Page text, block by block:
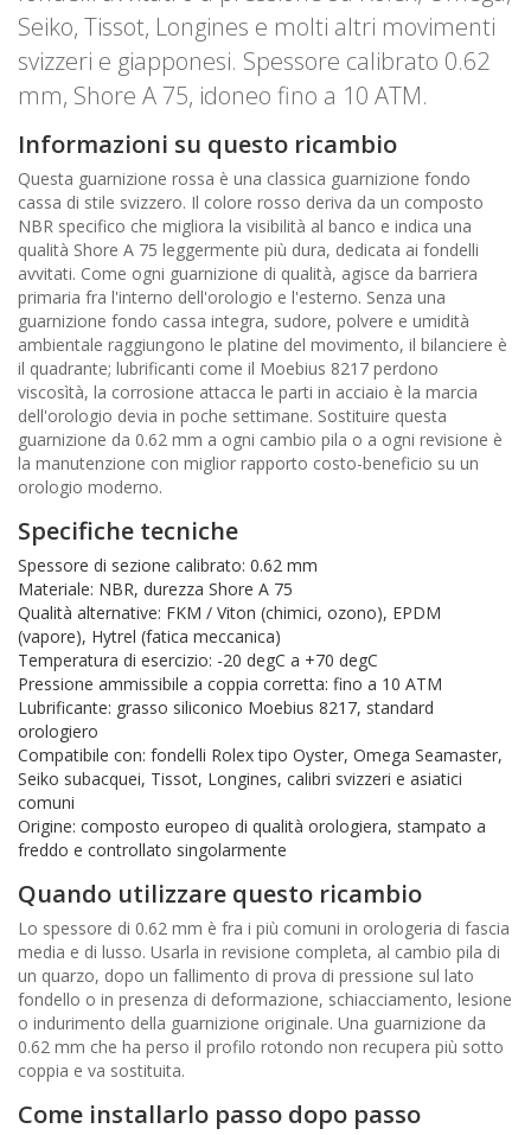
Seiko, Tissot, Longines e molti altri movimenti
svizzeri e giapponesi. Spessore calibrato 0.62
mm, Shore A 75, idoneo fino a 10 ATM.
Informazioni su questo ricambio
Questa guarnizione rossa è una classica guarnizione fondo
cassa di stile svizzero. Il colore rosso deriva da un composto
NBR specifico che migliora la visibilità al banco e indica una
qualità Shore A 75 leggermente più dura, dedicata ai fondelli
avvitati. Come ogni guarnizione di qualità, agisce da barriera
primaria fra l'interno dell'orologio e l'esterno. Senza una
guarnizione fondo cassa integra, sudore, polvere e umidità
ambientale raggiungono le platine del movimento, il bilanciere è
il quadrante; lubrificanti come il Moebius 8217 perdono
viscosìtà, la corrosione attacca le parti in acciaio è la marcia
dell'orologio devia in poche settimane. Sostituire questa
guarnizione da 0.62 mm a ogni cambio pila o a ogni revisione è
la manutenzione con miglior rapporto costo-beneficio su un
orologio moderno.
Specifiche tecniche
Spessore di sezione calibrato: 0.62 mm
Materiale: NBR, durezza Shore A 75
Qualità alternative: FKM / Viton (chimici, ozono), EPDM
(vapore), Hytrel (fatica meccanica)
Temperatura di esercizio: -20 degC a +70 degC
Pressione ammissibile a coppia corretta: fino a 10 ATM
Lubrificante: grasso siliconico Moebius 8217, standard
orologiero
Compatibile con: fondelli Rolex tipo Oyster, Omega Seamaster,
Seiko subacquei, Tissot, Longines, calibri svizzeri e asiatici
comuni
Origine: composto europeo di qualità orologiera, stampato a
freddo e controllato singolarmente
Quando utilizzare questo ricambio
Lo spessore di 0.62 mm è fra i più comuni in orologeria di fascia
media e di lusso. Usarla in revisione completa, al cambio pila di
un quarzo, dopo un fallimento di prova di pressione sul lato
fondello o in presenza di deformazione, schiacciamento, lesione
o indurimento della guarnizione originale. Una guarnizione da
0.62 mm che ha perso il profilo rotondo non recupera più sotto
coppia e va sostituita.
Come installarlo passo dopo passo